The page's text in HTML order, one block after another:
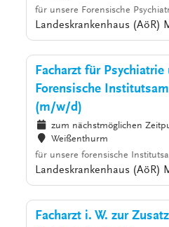
für unsere Forensische
Landeskrankenhaus (AöR)
Facharzt für
Forensische
(m/w/d)
zum nächstmöglichen
Weißenthurm
für unsere forensische
Landeskrankenhaus (AöR)
Facharzt i. W. zur